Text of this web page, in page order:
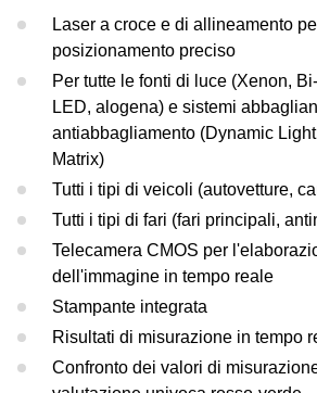
Laser a croce e di allineamento
posizionamento preciso
Per tutte le fonti di luce (Xenon,
LED, alogena) e sistemi
antiabbagliamento (Dynamic
Matrix)
Tutti i tipi di veicoli (autovetture,
Tutti i tipi di fari (fari principali,
Telecamera CMOS per
dell'immagine in tempo reale
Stampante integrata
Risultati di misurazione in tempo
Confronto dei valori di